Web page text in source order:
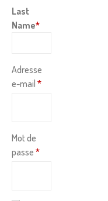
Last
Name*
Adresse
e-mail *
Mot de
passe *